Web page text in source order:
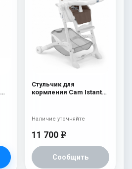
Стульчик для
кормления Cam Istante
11 700 e
Сообщить
Наличие уточняйте